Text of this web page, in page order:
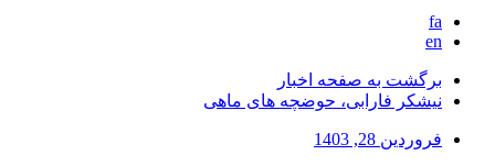
fa
en
برگشت به صفحه اخبار
نیشکر فارابی، حوضچه های ماهی
فروردین 28, 1403